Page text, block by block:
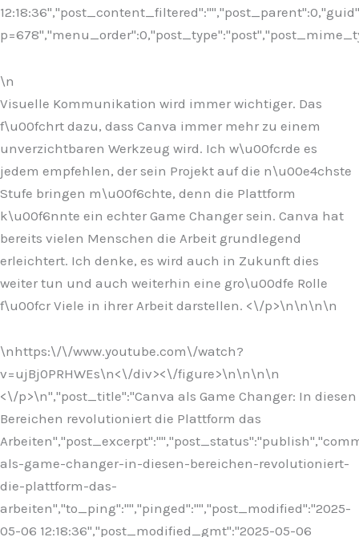
\n
Visuelle Kommunikation wird immer wichtiger. Das
f\u00fchrt dazu, dass Canva immer mehr zu einem
unverzichtbaren Werkzeug wird. Ich w\u00fcrde es
jedem empfehlen, der sein Projekt auf die n\u00e4chste
Stufe bringen m\u00f6chte, denn die Plattform
k\u00f6nnte ein echter Game Changer sein. Canva hat
bereits vielen Menschen die Arbeit grundlegend
erleichtert. Ich denke, es wird auch in Zukunft dies
weiter tun und auch weiterhin eine gro\u00dfe Rolle
f\u00fcr Viele in ihrer Arbeit darstellen. <\/p>\n\n\n\n
\nhttps:\/\/www.youtube.com\/watch?
v=ujBj0PRHWEs\n<\/div><\/figure>\n\n\n\n
<\/p>\n","post_title":"Canva als Game Changer: In diesen
Bereichen revolutioniert die Plattform das
als-game-changer-in-diesen-bereichen-revolutioniert-
die-plattform-das-
arbeiten","to_ping":"","pinged":"","post_modified":"2025-
05-06 12:18:36","post_modified_gmt":"2025-05-06